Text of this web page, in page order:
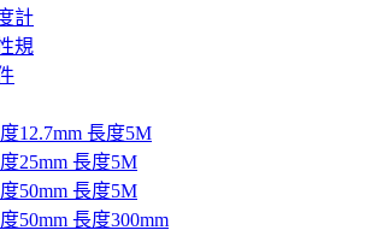
計
規
12.7mm 長度5M
25mm 長度5M
50mm 長度5M
50mm 長度300mm